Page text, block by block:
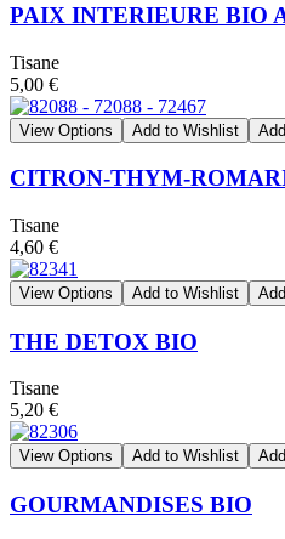
PAIX INTERIEURE BIO
Tisane
5,00 €
View Options Add to Wishlist
CITRON-THYM-
Tisane
4,60 €
View Options Add to Wishlist
THE DETOX BIO
Tisane
5,20 €
View Options Add to Wishlist
GOURMANDISES BIO